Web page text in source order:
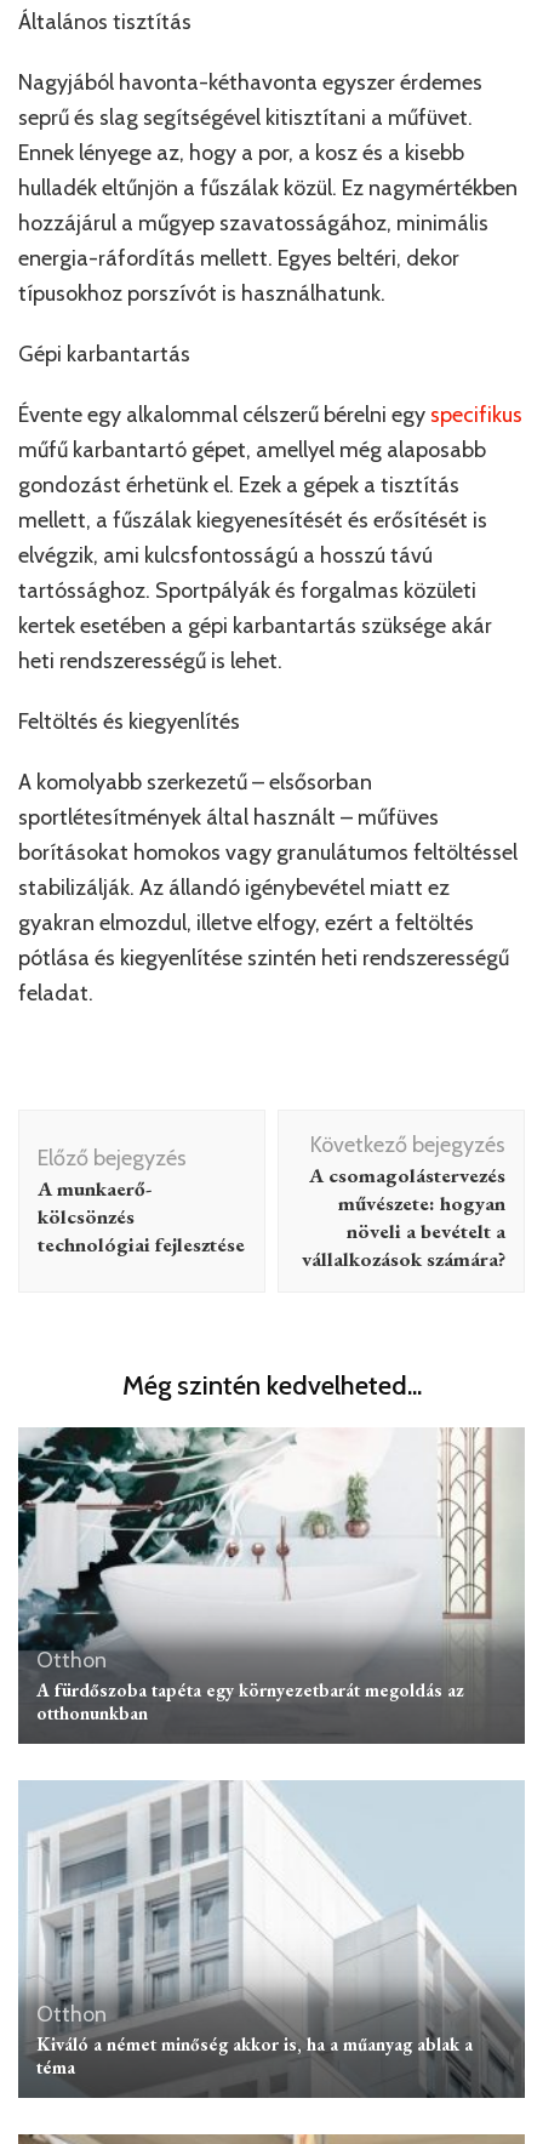
Általános tisztítás
Nagyjából havonta-kéthavonta egyszer érdemes
seprű és slag segítségével kitisztítani a műfüvet.
Ennek lényege az, hogy a por, a kosz és a kisebb
hulladék eltűnjön a fűszálak közül. Ez nagymértékben
hozzájárul a műgyep szavatosságához, minimális
energia-ráfordítás mellett. Egyes beltéri, dekor
típusokhoz porszívót is használhatunk.
Gépi karbantartás
Évente egy alkalommal célszerű bérelni egy specifikus
műfű karbantartó gépet, amellyel még alaposabb
gondozást érhetünk el. Ezek a gépek a tisztítás
mellett, a fűszálak kiegyenesítését és erősítését is
elvégzik, ami kulcsfontosságú a hosszú távú
tartóssághoz. Sportpályák és forgalmas közületi
kertek esetében a gépi karbantartás szüksége akár
heti rendszerességű is lehet.
Feltöltés és kiegyenlítés
A komolyabb szerkezetű – elsősorban
sportlétesítmények által használt – műfüves
borításokat homokos vagy granulátumos feltöltéssel
stabilizálják. Az állandó igénybevétel miatt ez
gyakran elmozdul, illetve elfogy, ezért a feltöltés
pótlása és kiegyenlítése szintén heti rendszerességű
feladat.
navigáció
Előző bejegyzés
A munkaerő-
kölcsönzés
technológiai fejlesztése
Következő bejegyzés
A csomagolástervezés
művészete: hogyan
növeli a bevételt a
vállalkozások számára?
Még szintén kedvelheted...
Otthon
A fürdőszoba tapéta egy környezetbarát megoldás az
otthonunkban
Otthon
Kiváló a német minőség akkor is, ha a műanyag ablak a
téma